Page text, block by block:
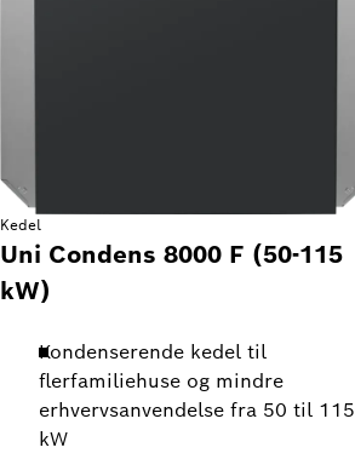
Kedel
Uni Condens 8000 F (50-115
kW)
Kondenserende kedel til
flerfamiliehuse og mindre
erhvervsanvendelse fra 50 til 115
kW